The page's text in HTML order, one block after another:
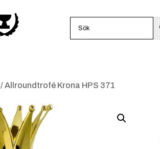
/ Allroundtrofé Krona HPS 371